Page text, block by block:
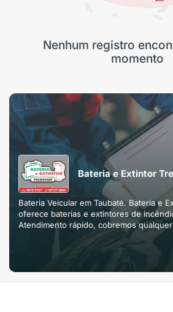
Nenhum registro
momento
Bateria e Extintor
Bateria Veicular em Taubaté. Bateria e
oferece baterias e extintores de
Atendimento rápido, cobremos
região. Solicite um orçamento!